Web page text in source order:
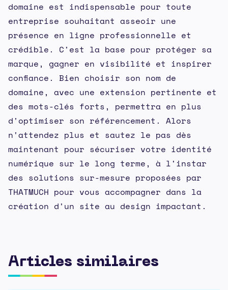
domaine est indispensable pour toute
entreprise souhaitant asseoir une
présence en ligne professionnelle et
crédible. C'est la base pour protéger sa
marque, gagner en visibilité et inspirer
confiance. Bien choisir son nom de
domaine, avec une extension pertinente et
des mots-clés forts, permettra en plus
d'optimiser son référencement. Alors
n'attendez plus et sautez le pas dès
maintenant pour sécuriser votre identité
numérique sur le long terme, à l'instar
des solutions sur-mesure proposées par
THATMUCH pour vous accompagner dans la
création d'un site au design impactant.
Articles similaires